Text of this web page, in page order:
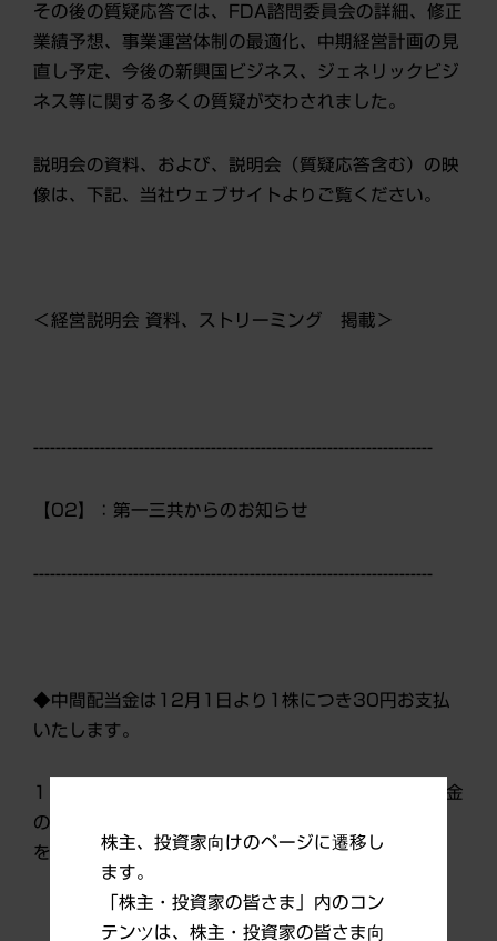
その後の質疑応答では、FDA諮問委員会の詳細、修正
業績予想、事業運営体制の最適化、中期経営計画の見
直し予定、今後の新興国ビジネス、ジェネリックビジ
ネス等に関する多くの質疑が交わされました。
説明会の資料、および、説明会（質疑応答含む）の映
像は、下記、当社ウェブサイトよりご覧ください。
＜経営説明会 資料、ストリーミング 掲載＞
------------------------------------------------------------------------
【02】：第一三共からのお知らせ
------------------------------------------------------------------------
◆中間配当金は12月1日より1株につき30円お支払
いたします。
11月下旬より、9月末現在の株主の皆様に中間配当金
のお支払いに関するご案内、および株主通信Vol.16
を発送いたします。
株主、投資家向けのページに遷移し
ます。
「株主・投資家の皆さま」内のコン
テンツは、株主・投資家の皆さま向